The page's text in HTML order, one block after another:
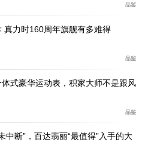
要部分。间金链带本身就
这枚表的定位。铜色盘如果
艺；但搭间金链带之后，它
品鉴
真力时160周年旗舰有多难得
品鉴
体式豪华运动表，积家大师不是跟风
品鉴
中断”，百达翡丽“最值得”入手的大